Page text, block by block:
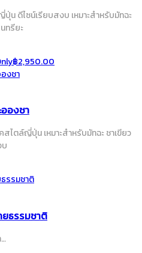
น ดีไซน์เรียบสงบ เหมาะสำหรับมัทฉะ
ทรียะ
฿2,950.00
องชา
ไตล์ญี่ปุ่น เหมาะสำหรับมัทฉะ ชาเขียว
ยธรรมชาติ